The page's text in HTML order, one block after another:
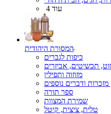
עוד 4
המסורת היהודית
כיפות לגברים
תכשיטים, אביזרים
מזוזוה ותפילין
ודברים נוספים
ספר תורה
שמירת המצוות
טלית, ציצית, קיטל